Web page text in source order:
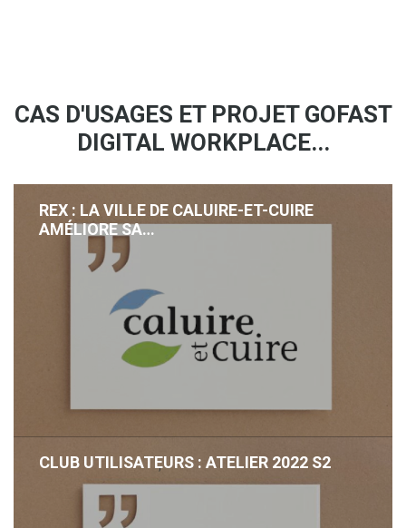
CAS D'USAGES ET PROJET GOFAST
DIGITAL WORKPLACE...
REX : LA VILLE DE CALUIRE-ET-CUIRE
AMÉLIORE SA…
,
CLUB UTILISATEURS : ATELIER 2022 S2